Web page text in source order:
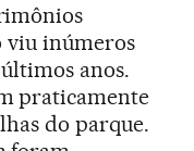
viu inúmeros
anos.
praticamente
do parque.